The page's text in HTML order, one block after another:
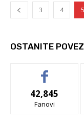
3 4 5
OSTANITE
42,845
Fanovi